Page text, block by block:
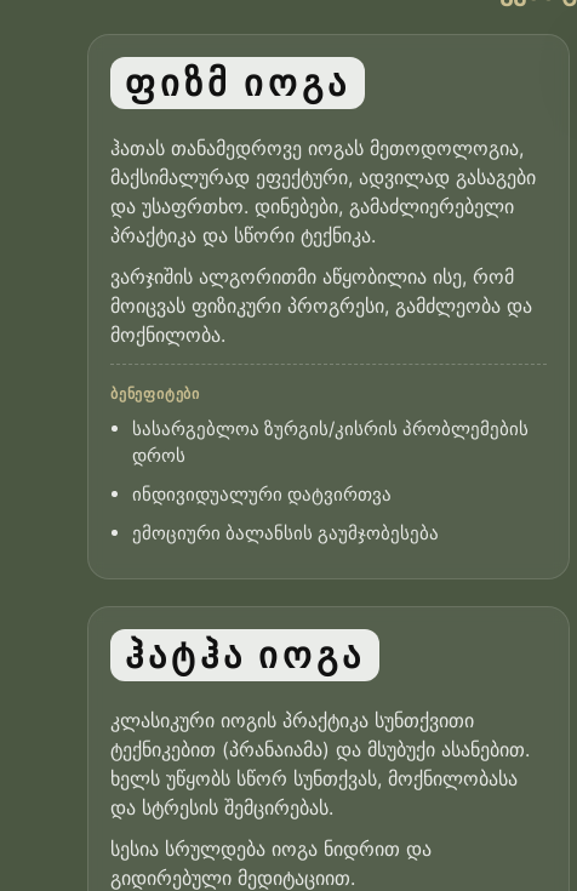
ფიზმ იოგა
ჰათას თანამედროვე იოგას მეთოდოლოგია,
მაქსიმალურად ეფექტური, ადვილად გასაგები
და უსაფრთხო. დინებები, გამაძლიერებელი
პრაქტიკა და სწორი ტექნიკა.
ვარჯიშის ალგორითმი აწყობილია ისე, რომ
მოიცვას ფიზიკური პროგრესი, გამძლეობა და
მოქნილობა.
ᲑᲔᲜᲔᲤᲘᲢᲔᲑᲘ
სასარგებლოა ზურგის/კისრის პრობლემების
დროს
ინდივიდუალური დატვირთვა
ემოციური ბალანსის გაუმჯობესება
ჰატჰა იოგა
კლასიკური იოგის პრაქტიკა სუნთქვითი
ტექნიკებით (პრანაიამა) და მსუბუქი ასანებით.
ხელს უწყობს სწორ სუნთქვას, მოქნილობასა
და სტრესის შემცირებას.
სესია სრულდება იოგა ნიდრით და
გიდირებული მედიტაციით.